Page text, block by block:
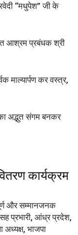
“मधुपेश” जी के
आश्रम प्रबंधक श्री
माल्यार्पण कर वस्त्र,
अद्भुत संगम बनकर
कार्यक्रम
और सम्मानजनक
प्रभारी, आंध्र प्रदेश,
अध्यक्ष, भाजपा